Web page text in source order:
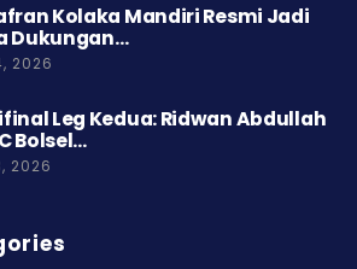
Kolaka Mandiri Resmi Jadi
Dukungan…
2026
Leg Kedua: Ridwan Abdullah
Bolsel…
2026